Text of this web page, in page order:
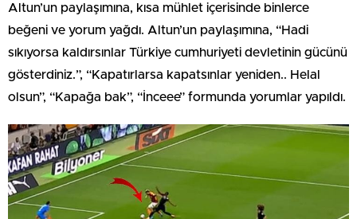
Altun’un paylaşımına, kısa mühlet içerisinde binlerce
beğeni ve yorum yağdı. Altun’un paylaşımına, “Hadi
sıkıyorsa kaldırsınlar Türkiye cumhuriyeti devletinin gücünü
gösterdiniz.”, “Kapatırlarsa kapatsınlar yeniden.. Helal
olsun”, “Kapağa bak”, “İnceee” formunda yorumlar yapıldı.